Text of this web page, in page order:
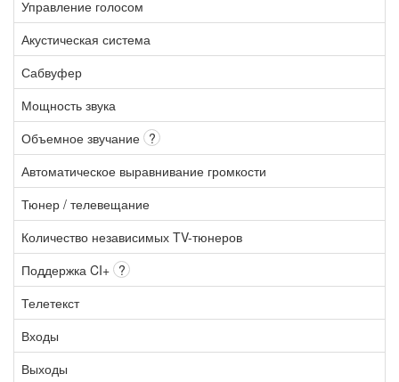
Управление голосом
Акустическая система
Сабвуфер
Мощность звука
Объемное звучание ?
Автоматическое выравнивание громкости
Тюнер / телевещание
Количество независимых TV-тюнеров
Поддержка CI+ ?
Телетекст
Входы
Выходы